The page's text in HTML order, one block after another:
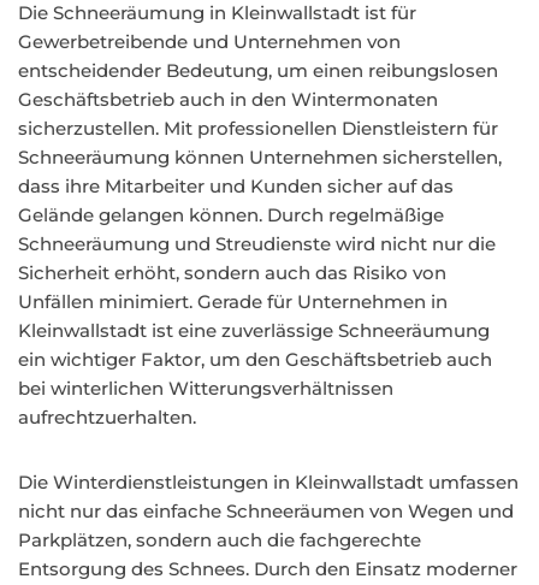
Die Schneeräumung in Kleinwallstadt ist für
Gewerbetreibende und Unternehmen von
entscheidender Bedeutung, um einen reibungslosen
Geschäftsbetrieb auch in den Wintermonaten
sicherzustellen. Mit professionellen Dienstleistern für
Schneeräumung können Unternehmen sicherstellen,
dass ihre Mitarbeiter und Kunden sicher auf das
Gelände gelangen können. Durch regelmäßige
Schneeräumung und Streudienste wird nicht nur die
Sicherheit erhöht, sondern auch das Risiko von
Unfällen minimiert. Gerade für Unternehmen in
Kleinwallstadt ist eine zuverlässige Schneeräumung
ein wichtiger Faktor, um den Geschäftsbetrieb auch
bei winterlichen Witterungsverhältnissen
aufrechtzuerhalten.
Die Winterdienstleistungen in Kleinwallstadt umfassen
nicht nur das einfache Schneeräumen von Wegen und
Parkplätzen, sondern auch die fachgerechte
Entsorgung des Schnees. Durch den Einsatz moderner